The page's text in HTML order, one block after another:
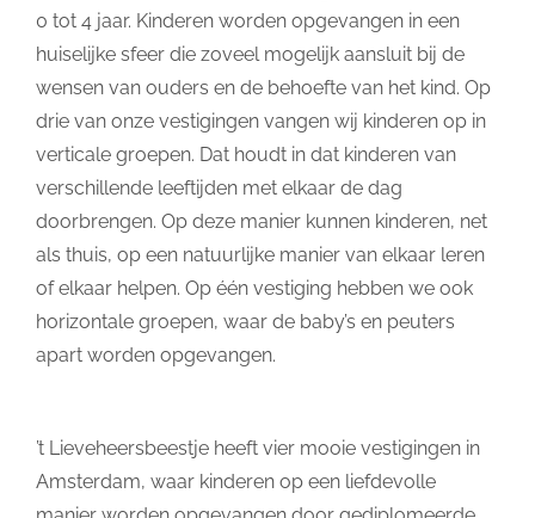
0 tot 4 jaar. Kinderen worden opgevangen in een
huiselijke sfeer die zoveel mogelijk aansluit bij de
wensen van ouders en de behoefte van het kind. Op
drie van onze vestigingen vangen wij kinderen op in
verticale groepen. Dat houdt in dat kinderen van
verschillende leeftijden met elkaar de dag
doorbrengen. Op deze manier kunnen kinderen, net
als thuis, op een natuurlijke manier van elkaar leren
of elkaar helpen. Op één vestiging hebben we ook
horizontale groepen, waar de baby’s en peuters
apart worden opgevangen.
’t Lieveheersbeestje heeft vier mooie vestigingen in
Amsterdam, waar kinderen op een liefdevolle